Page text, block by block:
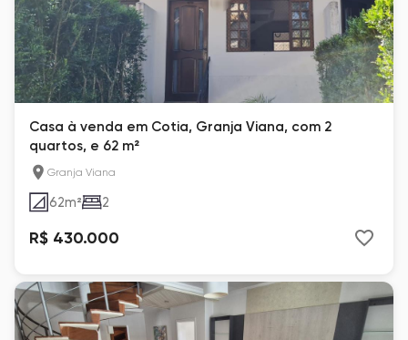
Casa à venda em Cotia, Granja Viana, com 2
quartos, e 62 m²
Granja Viana
62m² 2
R$ 430.000